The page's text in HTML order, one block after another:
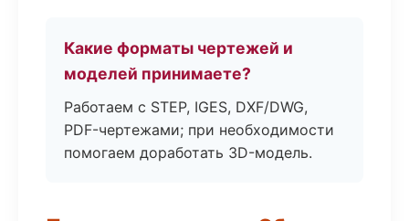
Какие форматы чертежей и
моделей принимаете?
Работаем с STEP, IGES, DXF/DWG,
PDF-чертежами; при необходимости
помогаем доработать 3D-модель.